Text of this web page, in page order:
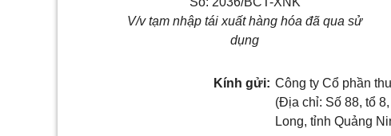
V/v tạm nhập tái xuất hàng hóa đã qua sử
dụng
Kính gửi: Công ty Cổ phần
(Địa chỉ: Số 88, tổ
Long, tỉnh Quảng